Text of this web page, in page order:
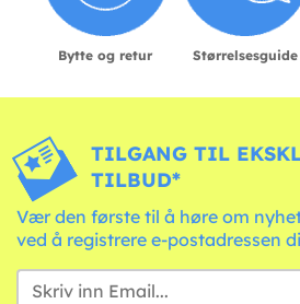
Bytte og retur Størrelsesguide
TILGANG TIL
TILBUD*
Vær den første til å høre om
ved å registrere e-postadressen